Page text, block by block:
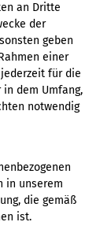
an Dritte
der
geben
einer
für die
dem Umfang,
notwendig
in unserem
die gemäß
ist.